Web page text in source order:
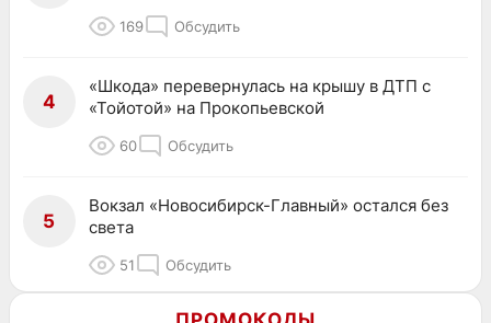
169 Обсудить
4
«Шкода» перевернулась на крышу в ДТП с
«Тойотой» на Прокопьевской
60 Обсудить
5
Вокзал «Новосибирск-Главный» остался без
света
51 Обсудить